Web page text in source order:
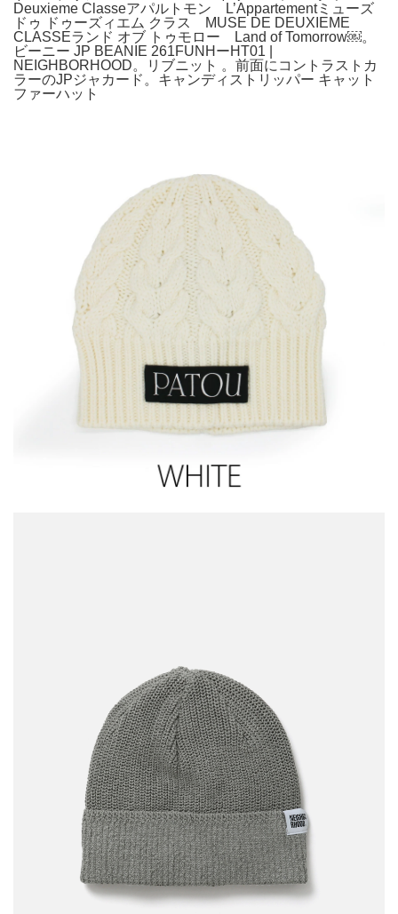
Deuxieme Classeアパルトモン L’Appartementミューズ
ドゥ ドゥーズィエム クラス MUSE DE DEUXIEME
CLASSEランド オブ トゥモロー Land of Tomorrow￼。
ビーニー JP BEANIE 261FUNHーHT01 |
NEIGHBORHOOD。リブニット 。前面にコントラストカ
ラーのJPジャカード。キャンディストリッパー キャット
ファーハット